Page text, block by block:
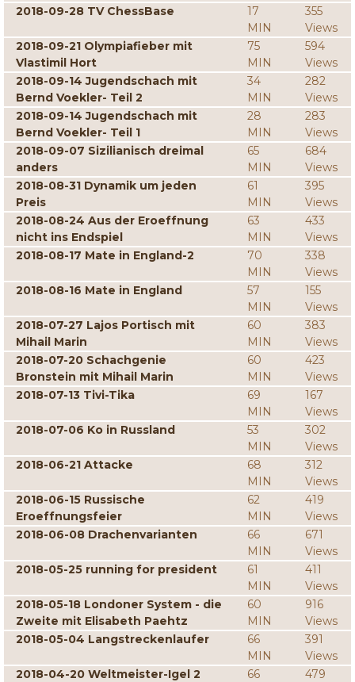
2018-09-28 TV ChessBase
17
MIN
355
Views
2018-09-21 Olympiafieber mit
Vlastimil Hort
75
MIN
594
Views
2018-09-14 Jugendschach mit
Bernd Voekler- Teil 2
34
MIN
282
Views
2018-09-14 Jugendschach mit
Bernd Voekler- Teil 1
28
MIN
283
Views
2018-09-07 Sizilianisch dreimal
anders
65
MIN
684
Views
2018-08-31 Dynamik um jeden
Preis
61
MIN
395
Views
2018-08-24 Aus der Eroeffnung
nicht ins Endspiel
63
MIN
433
Views
2018-08-17 Mate in England-2
70
MIN
338
Views
2018-08-16 Mate in England
57
MIN
155
Views
2018-07-27 Lajos Portisch mit
Mihail Marin
60
MIN
383
Views
2018-07-20 Schachgenie
Bronstein mit Mihail Marin
60
MIN
423
Views
2018-07-13 Tivi-Tika
69
MIN
167
Views
2018-07-06 Ko in Russland
53
MIN
302
Views
2018-06-21 Attacke
68
MIN
312
Views
2018-06-15 Russische
Eroeffnungsfeier
62
MIN
419
Views
2018-06-08 Drachenvarianten
66
MIN
671
Views
2018-05-25 running for president
61
MIN
411
Views
2018-05-18 Londoner System - die
Zweite mit Elisabeth Paehtz
60
MIN
916
Views
2018-05-04 Langstreckenlaufer
66
MIN
391
Views
2018-04-20 Weltmeister-Igel 2
66
479